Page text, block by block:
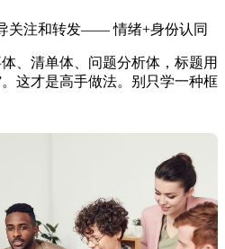
关注和转发—— 情绪+身份认同
、清单体、问题分析体，标题用
这才是高手做法。别只学一种框